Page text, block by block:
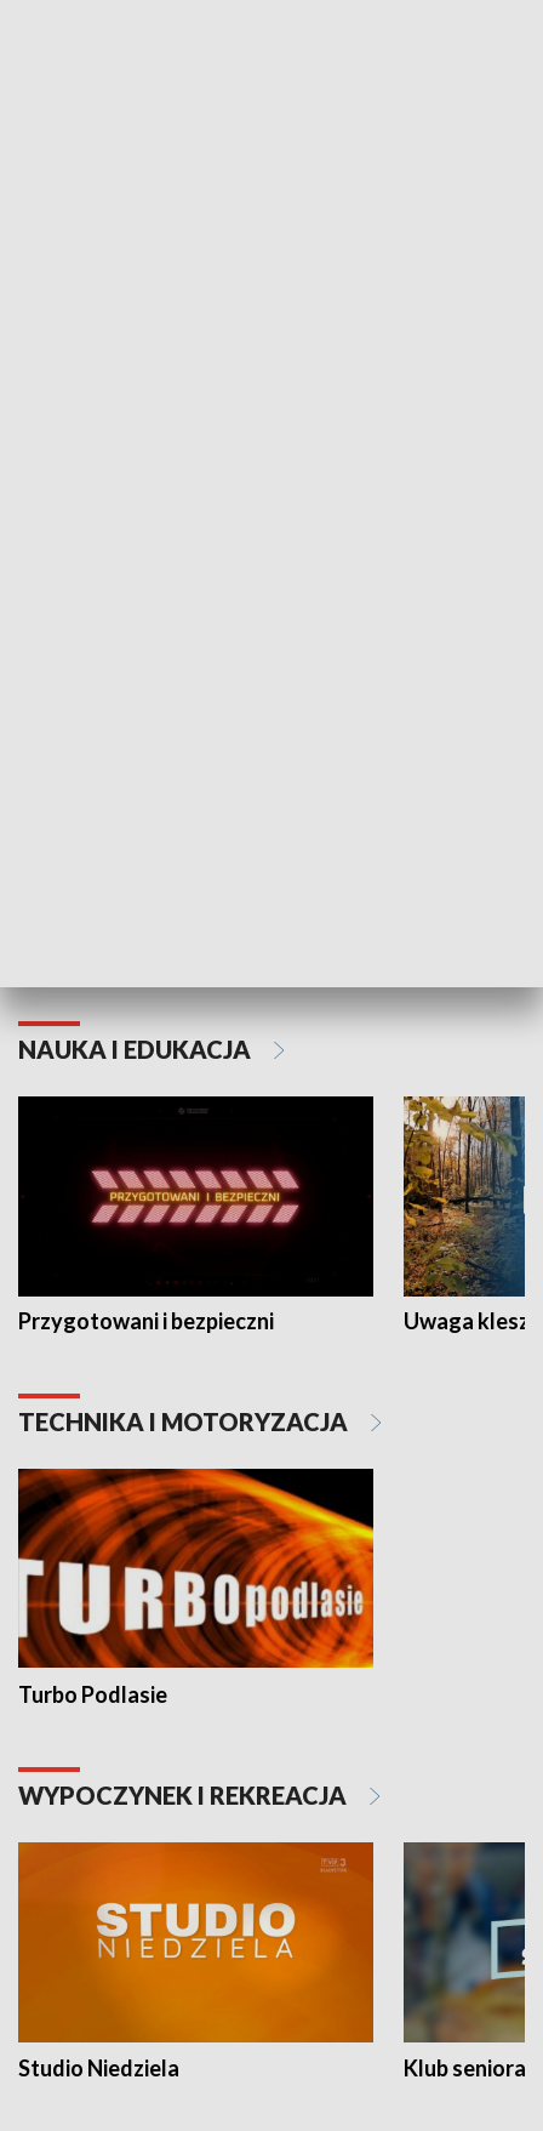
NAUKA I EDUKACJA
Przygotowani i bezpieczni Uwaga
TECHNIKA I MOTORYZACJA
Turbo Podlasie
WYPOCZYNEK I REKREACJA
Studio Niedziela Klub seniora